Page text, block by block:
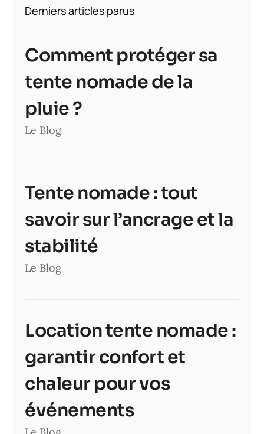
Derniers articles parus
Comment protéger sa
tente nomade de la
pluie ?
Le Blog
Tente nomade : tout
savoir sur l’ancrage et la
stabilité
Le Blog
Location tente nomade :
garantir confort et
chaleur pour vos
événements